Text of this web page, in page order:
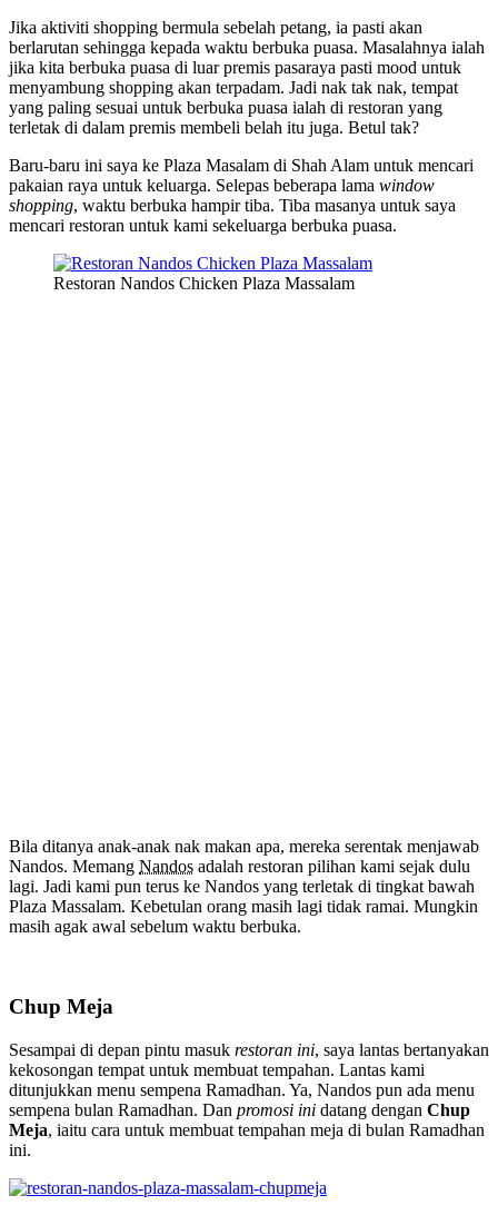
Jika aktiviti shopping bermula sebelah petang, ia pasti akan
berlarutan sehingga kepada waktu berbuka puasa. Masalahnya ialah
jika kita berbuka puasa di luar premis pasaraya pasti mood untuk
menyambung shopping akan terpadam. Jadi nak tak nak, tempat
yang paling sesuai untuk berbuka puasa ialah di restoran yang
terletak di dalam premis membeli belah itu juga. Betul tak?
Baru-baru ini saya ke Plaza Masalam di Shah Alam untuk mencari
pakaian raya untuk keluarga. Selepas beberapa lama window
shopping, waktu berbuka hampir tiba. Tiba masanya untuk saya
mencari restoran untuk kami sekeluarga berbuka puasa.
Restoran Nandos Chicken Plaza Massalam
Bila ditanya anak-anak nak makan apa, mereka serentak menjawab
Nandos. Memang Nandos adalah restoran pilihan kami sejak dulu
lagi. Jadi kami pun terus ke Nandos yang terletak di tingkat bawah
Plaza Massalam. Kebetulan orang masih lagi tidak ramai. Mungkin
masih agak awal sebelum waktu berbuka.
Chup Meja
Sesampai di depan pintu masuk restoran ini, saya lantas bertanyakan
kekosongan tempat untuk membuat tempahan. Lantas kami
ditunjukkan menu sempena Ramadhan. Ya, Nandos pun ada menu
sempena bulan Ramadhan. Dan promosi ini datang dengan Chup
Meja, iaitu cara untuk membuat tempahan meja di bulan Ramadhan
ini.